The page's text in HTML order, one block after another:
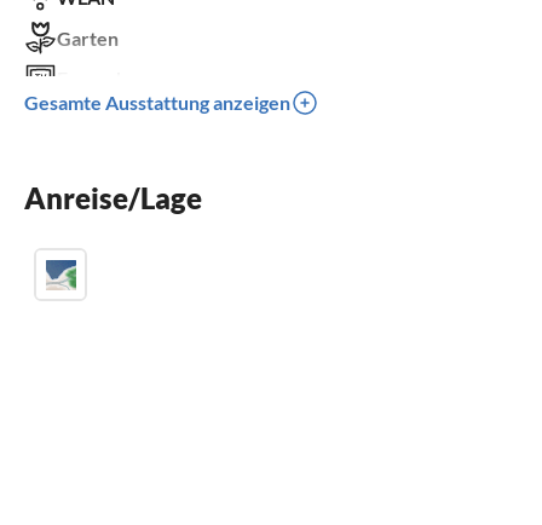
Garten
Terrasse
Waschmaschine
Gesamte Ausstattung anzeigen
Anreise/Lage